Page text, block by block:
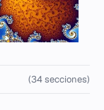
(34 secciones)